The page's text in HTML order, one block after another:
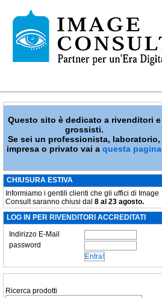
Questo sito è dedicato a rivenditori e
grossisti.
Se sei un professionista, laboratorio,
impresa o privato vai aquesta pagina
CHIUSURA ESTIVA
Informiamo i gentili clienti che gli uffici di Image
Consult saranno chiusi dal 8 al 23 agosto.
LOG IN PER RIVENDITORI ACCREDITATI
Indirizzo E-Mail
password
Ricerca prodotti